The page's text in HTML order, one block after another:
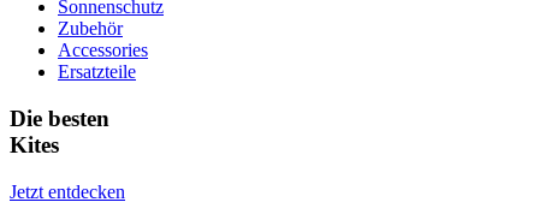
Sonnenschutz
Zubehör
Accessories
Ersatzteile
Die besten
Kites
Jetzt entdecken